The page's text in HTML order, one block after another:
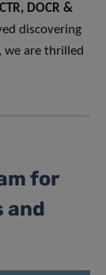
DOCR &
discovering
we are thrilled
for
and